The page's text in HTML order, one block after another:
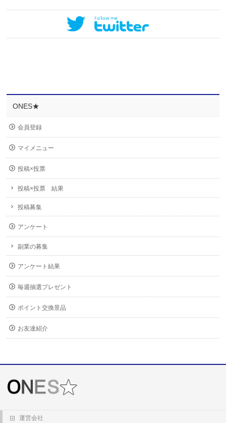
ONES★
会員登録
マイメニュー
投稿×投票
投稿×投票 結果
投稿募集
アンケート
副業の募集
アンケート結果
毎週抽選プレゼント
ポイント交換景品
お友達紹介
運営会社